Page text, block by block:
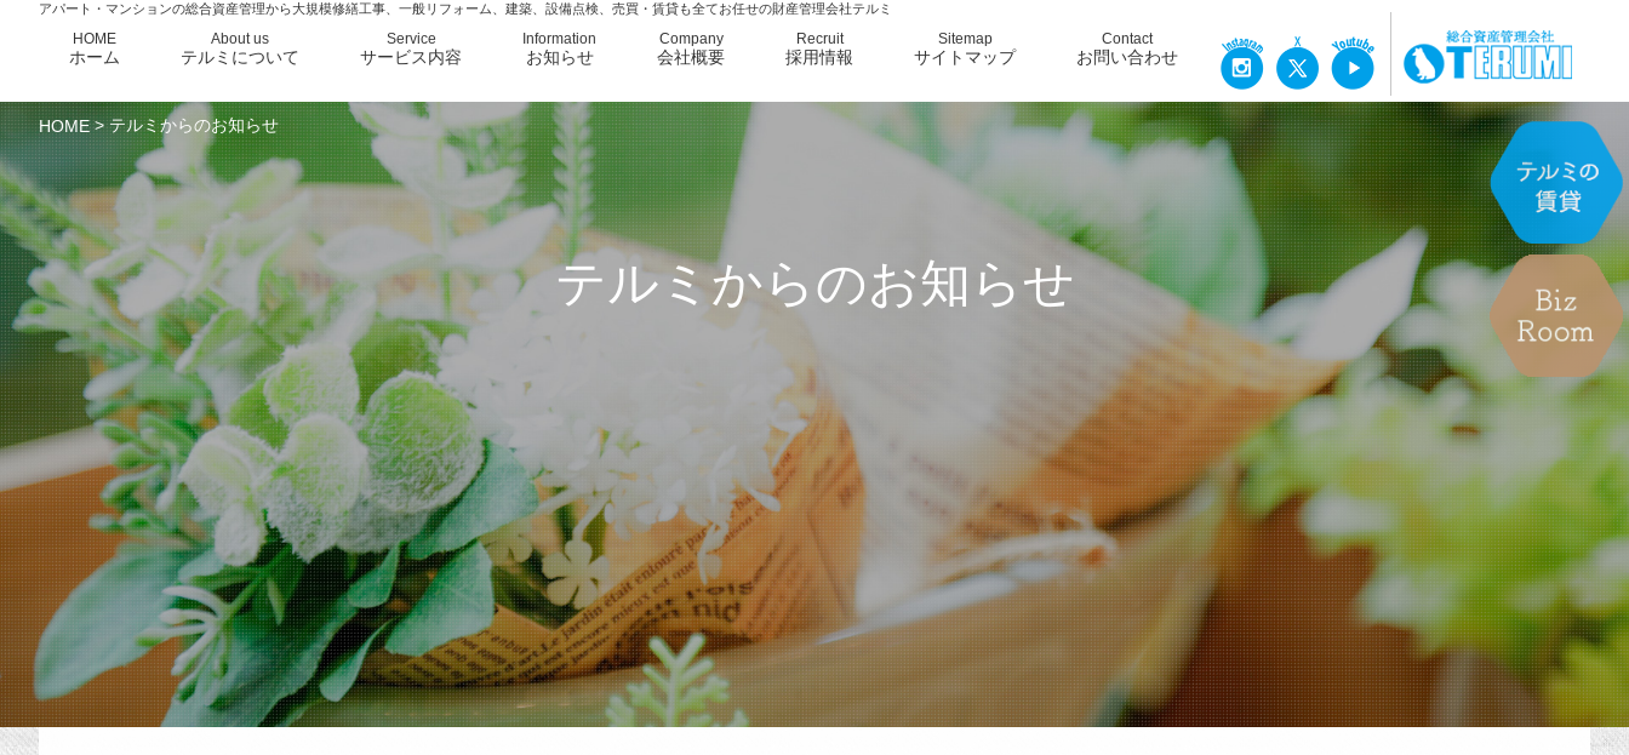
アパート・マンションの総合資産管理から大規模修繕工事、一般リフォーム、建築、設備点検、売買・賃貸も全てお任せの財産管理会社テルミ
HOME
ホーム
About us
テルミについて
Service
サービス内容
Information
お知らせ
Company
会社概要
Recruit
採用情報
Sitemap
サイトマップ
Contact
お問い合わせ
HOME> テルミからのお知らせ
テルミからのお知らせ